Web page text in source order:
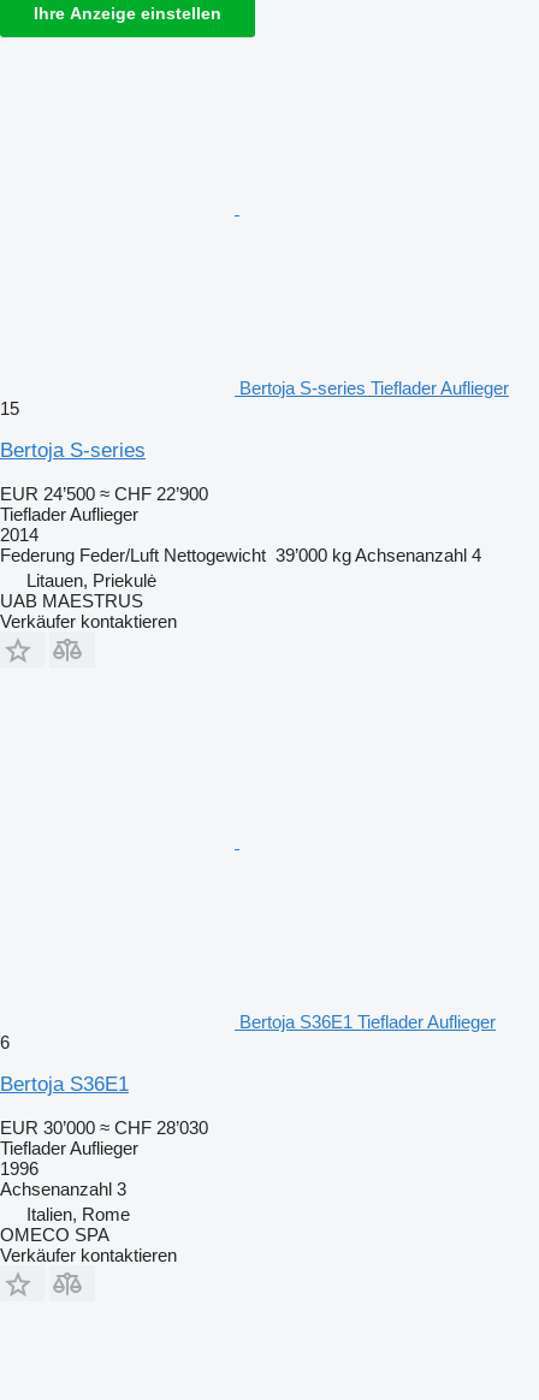
Ihre Anzeige einstellen
Bertoja S-series Tieflader Auflieger
15
Bertoja S-series
EUR 24’500 ≈ CHF 22’900
Tieflader Auflieger
2014
Federung Feder/Luft Nettogewicht 39’000 kgAchsenanzahl 4
Litauen, Priekulė
UAB MAESTRUS
Verkäufer kontaktieren
Bertoja S36E1 Tieflader Auflieger
6
Bertoja S36E1
EUR 30’000 ≈ CHF 28’030
Tieflader Auflieger
1996
Achsenanzahl 3
Italien, Rome
OMECO SPA
Verkäufer kontaktieren